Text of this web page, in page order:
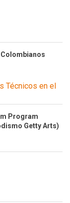
Técnicos en el
Program
Getty Arts)